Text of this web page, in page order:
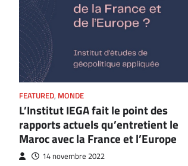
FEATURED, MONDE
L’Institut IEGA fait le point des
rapports actuels qu’entretient le
Maroc avec la France et l’Europe
14 novembre 2022